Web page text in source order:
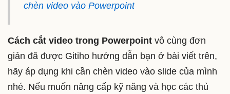
chèn video vào Powerpoint
Cách cắt video trong Powerpoint vô cùng đơn
giản đã được Gitiho hướng dẫn bạn ở bài viết trên,
hãy áp dụng khi cần chèn video vào slide của mình
nhé. Nếu muốn nâng cấp kỹ năng và học các thủ